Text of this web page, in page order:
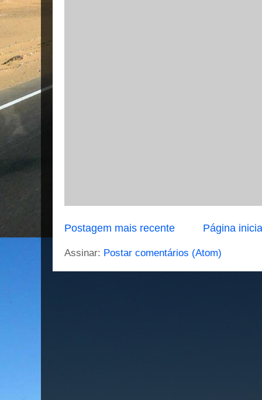
Postagem mais recente Página
Assinar: Postar comentários (Atom)